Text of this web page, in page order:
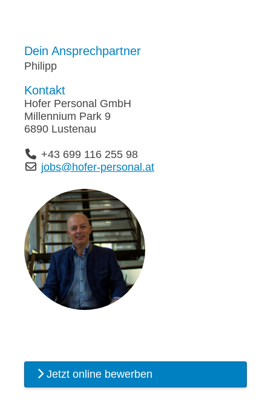
Dein Ansprechpartner
Philipp
Kontakt
Hofer Personal GmbH
Millennium Park 9
6890 Lustenau
+43 699 116 255 98
jobs@hofer-personal.at
Jetzt online bewerben